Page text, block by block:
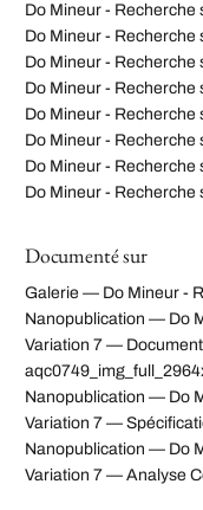
Do Mineur - Recherche
Do Mineur - Recherche
Do Mineur - Recherche
Do Mineur - Recherche
Do Mineur - Recherche
Do Mineur - Recherche
Do Mineur - Recherche
Do Mineur - Recherche
Documenté sur
Galerie — Do Mineur -
Nanopublication — Do
Variation 7 —
Nanopublication — Do
Variation 7 —
Nanopublication — Do
Variation 7 — Analyse